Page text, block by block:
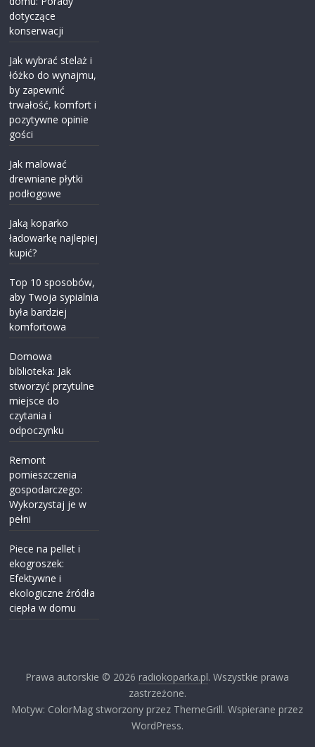
dotyczące
konserwacji
Jak wybrać stelaż i
łóżko do wynajmu,
by zapewnić
trwałość, komfort i
pozytywne opinie
gości
Jak malować
drewniane płytki
podłogowe
Jaką koparko
ładowarkę najlepiej
kupić?
Top 10 sposobów,
aby Twoja sypialnia
była bardziej
komfortowa
Domowa
biblioteka: Jak
stworzyć przytulne
miejsce do
czytania i
odpoczynku
Remont
pomieszczenia
gospodarczego:
Wykorzystaj je w
pełni
Piece na pellet i
ekogroszek:
Efektywne i
ekologiczne źródła
ciepła w domu
Prawa autorskie © 2026 radiokoparka.pl. Wszystkie prawa
zastrzeżone.
Motyw: ColorMag stworzony przez ThemeGrill. Wspierane przez
WordPress.